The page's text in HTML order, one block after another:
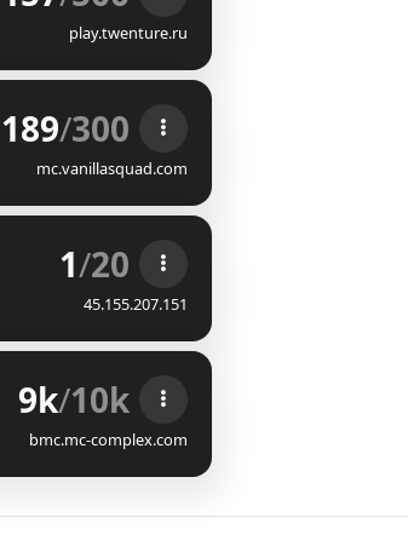
play.twenture.ru
189/300
mc.vanillasquad.com
1/20
45.155.207.151
9k/10k
bmc.mc-complex.com